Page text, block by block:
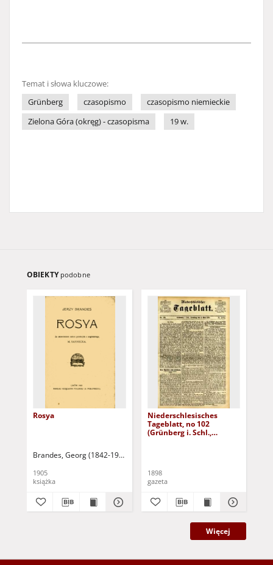
Temat i słowa kluczowe:
Grünberg
czasopismo
czasopismo niemieckie
Zielona Góra (okręg) - czasopisma
19 w.
OBIEKTY podobne
Rosya
Brandes, Georg (1842-1927)
1905
książka
Niederschlesisches
Tageblatt, no 102
(Grünberg i. Schl.,
1898
gazeta
Więcej